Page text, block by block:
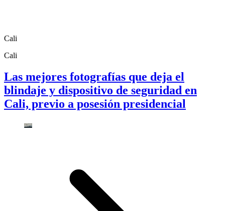
Cali
Cali
Las mejores fotografías que deja el
blindaje y dispositivo de seguridad en
Cali, previo a posesión presidencial